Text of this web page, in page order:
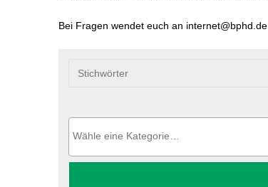
Bei Fragen wendet euch an internet@bphd.de